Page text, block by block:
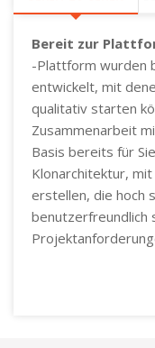
Bereit zur
-Plattform wurden
entwickelt, mit
qualitativ starten
Zusammenarbeit
Basis bereits für
Klonarchitektur,
erstellen, die hoch
benutzerfreundlich